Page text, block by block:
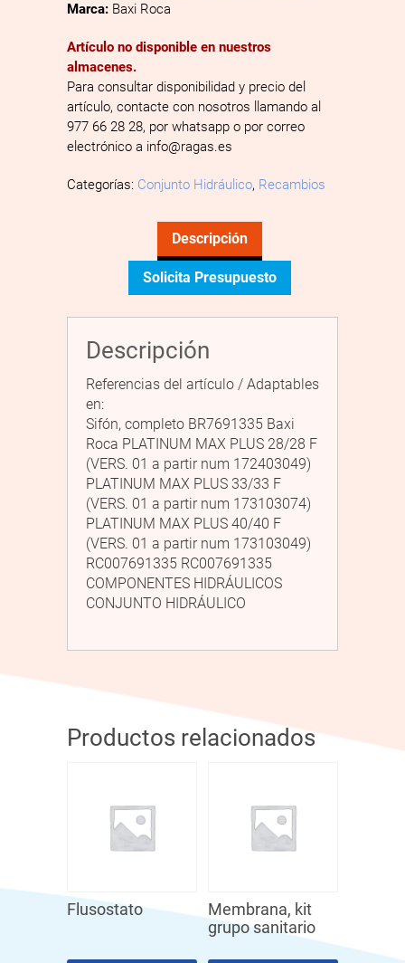
Marca: Baxi Roca
Artículo no disponible en nuestros
almacenes.
Para consultar disponibilidad y precio del
artículo, contacte con nosotros llamando al
977 66 28 28, por whatsapp o por correo
electrónico a info@ragas.es
Categorías: Conjunto Hidráulico, Recambios
Descripción
Solicita Presupuesto
Descripción
Referencias del artículo / Adaptables
en:
Sifón, completo BR7691335 Baxi
Roca PLATINUM MAX PLUS 28/28 F
(VERS. 01 a partir num 172403049)
PLATINUM MAX PLUS 33/33 F
(VERS. 01 a partir num 173103074)
PLATINUM MAX PLUS 40/40 F
(VERS. 01 a partir num 173103049)
RC007691335 RC007691335
COMPONENTES HIDRÁULICOS
CONJUNTO HIDRÁULICO
Productos relacionados
Flusostato
Membrana, kit
grupo sanitario